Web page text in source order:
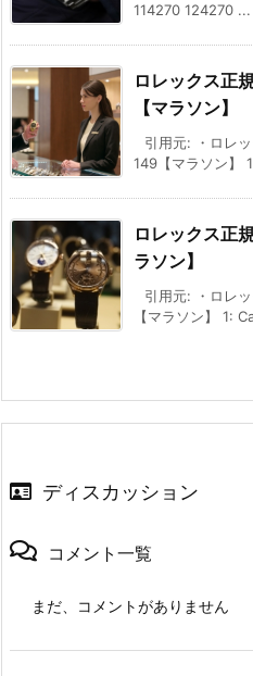
114270 124270 ...
ロレックス正
【マラソン】
引用元: ・ロレ
149【マラソン】
ロレックス正
ラソン】
引用元: ・ロレ
【マラソン】 1:
ディスカッション
コメント一覧
まだ、コメントがありません